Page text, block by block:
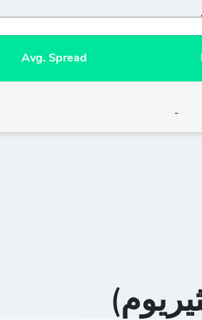
Avg. Spread
-